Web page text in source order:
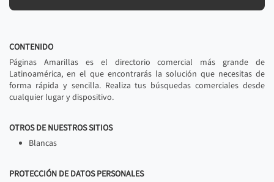
CONTENIDO
Páginas Amarillas es el directorio comercial más grande de
Latinoamérica, en el que encontrarás la solución que necesitas de
forma rápida y sencilla. Realiza tus búsquedas comerciales desde
cualquier lugar y dispositivo.
OTROS DE NUESTROS SITIOS
Blancas
PROTECCIÓN DE DATOS PERSONALES